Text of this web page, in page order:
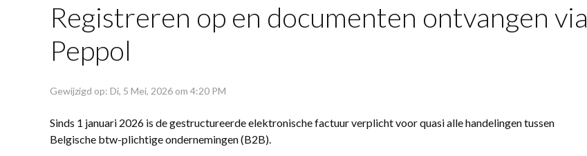
Registreren op en documenten ontvangen via
Peppol
Gewijzigd op: Di, 5 Mei, 2026 om 4:20 PM
Sinds 1 januari 2026 is de gestructureerde elektronische factuur verplicht voor quasi alle handelingen tussen
Belgische btw-plichtige ondernemingen (B2B).